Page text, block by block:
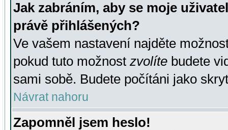
Jak zabráním, aby se moje
právě přihlášených?
Ve vašem nastavení najděte
pokud tuto možnost zvolíte budete
sami sobě. Budete počítáni jako
Návrat nahoru
Zapomněl jsem heslo!